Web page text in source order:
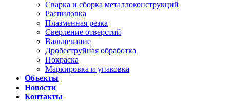
Сварка и сборка металлоконструкций
Распиловка
Плазменная резка
Сверление отверстий
Вальцевание
Дробеструйная обработка
Покраска
Маркировка и упаковка
Объекты
Новости
Контакты